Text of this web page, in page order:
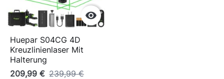

Huepar S04CG 4D
Kreuzlinienlaser Mit
Halterung
209,99 € 239,99 €